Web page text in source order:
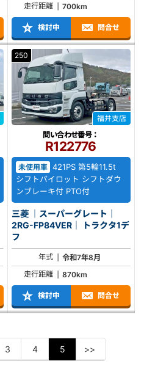
走行距離
700km
検討中 問合せ
250
福井支店
問い合わせ番号：
R122776
未使用車 421PS 第5輪11.5t
シフトパイロット シフトダウ
ンブレーキ付 PTO付
三菱 ｜スーパーグレート｜
2RG-FP84VER｜ トラクタ1デ
フ
年式
令和7年8月
走行距離
870km
検討中 問合せ
3 4 5 >>